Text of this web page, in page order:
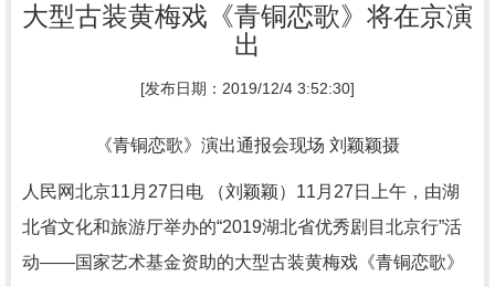
大型古装黄梅戏《青铜恋歌》将在京演
出
[发布日期：2019/12/4 3:52:30]
《青铜恋歌》演出通报会现场 刘颖颖摄
人民网北京11月27日电 （刘颖颖）11月27日上午，由湖
北省文化和旅游厅举办的“2019湖北省优秀剧目北京行”活
动——国家艺术基金资助的大型古装黄梅戏《青铜恋歌》